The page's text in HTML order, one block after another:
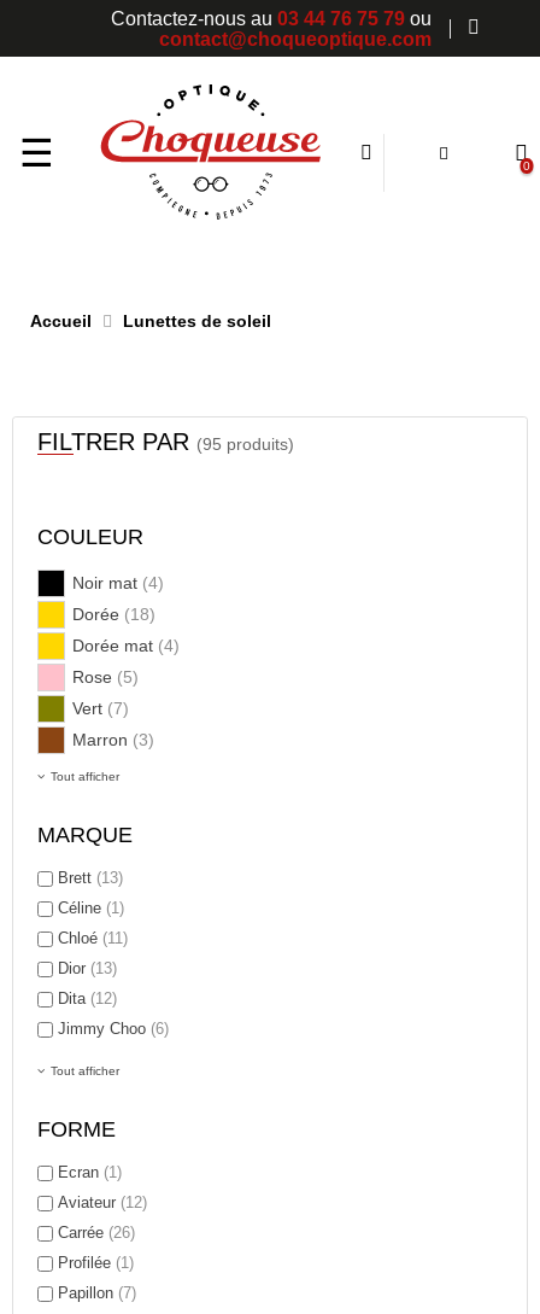
Contactez-nous au03 44 76 75 79 ou
contact@choqueoptique.com
Basculer
navigation
☰ 0
Accueil Lunettes de soleil
FILTRER PAR (95 produits)
COULEUR
Noir mat (4)
Dorée (18)
Dorée mat (4)
Rose (5)
Vert (7)
Marron (3)
Tout afficher
MARQUE
Brett (13)
Céline (1)
Chloé (11)
Dior (13)
Dita (12)
Jimmy Choo (6)
Tout afficher
FORME
Ecran (1)
Aviateur (12)
Carrée (26)
Profilée (1)
Papillon (7)